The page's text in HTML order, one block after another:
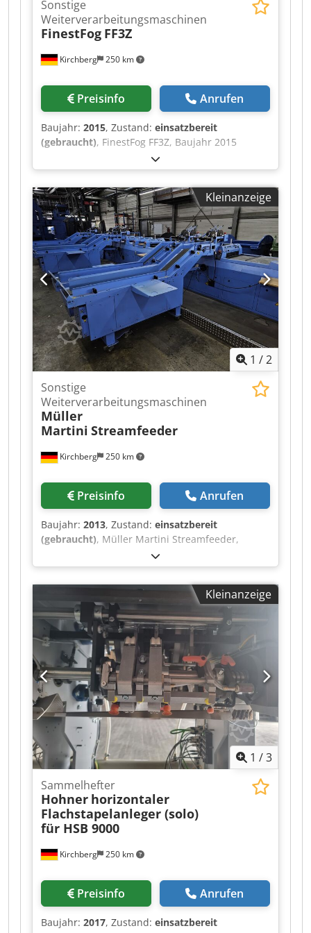
Kirchberg 250 km
Sonstige
Weiterverarbeitungsmaschinen
FinestFog FF3Z
Preisinfo Anrufen
Baujahr: 2015, Zustand: einsatzbereit
(gebraucht), FinestFog FF3Z, Baujahr 2015
Chjdpfjt Uwiiex Ah Roa 7 x Doppeldüse
Kleinanzeige
1 /2
Kirchberg 250 km
Sonstige
Weiterverarbeitungsmaschinen
Müller
Martini Streamfeeder
Preisinfo Anrufen
Baujahr: 2013, Zustand: einsatzbereit
(gebraucht), Müller Martini Streamfeeder,
Baujahr 2013 Chjdet Iyhzspfx Ah Rsa
Kleinanzeige
1 /3
Kirchberg 250 km
Sammelhefter
Hohner horizontaler
Flachstapelanleger (solo)
für HSB 9000
Preisinfo Anrufen
Baujahr: 2017, Zustand: einsatzbereit